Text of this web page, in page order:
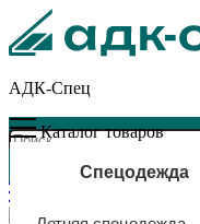
АДК-Спец
Каталог товаров
Спецодежда